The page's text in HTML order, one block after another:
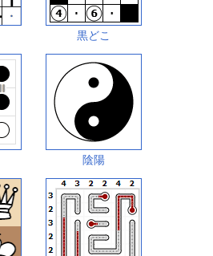
黒どこ
陰陽